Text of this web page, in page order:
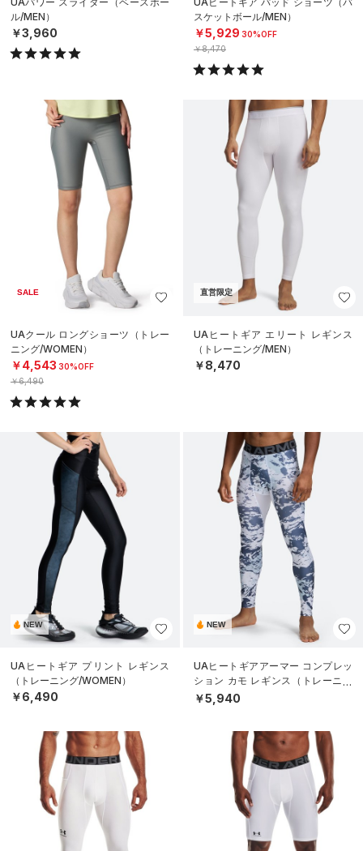
ル/MEN）
￥3,960
スケットボール/MEN）
￥5,929 30%OFF
￥8,470
SALE
UAクール ロングショーツ（トレー
ニング/WOMEN）
￥4,543 30%OFF
￥6,490
直営限定
UAヒートギア エリート レギンス
（トレーニング/MEN）
￥8,470
NEW
UAヒートギア プリント レギンス
（トレーニング/WOMEN）
￥6,490
NEW
UAヒートギアアーマー コンプレッ
ション カモ レギンス（トレーニン
グ/MEN）
￥5,940